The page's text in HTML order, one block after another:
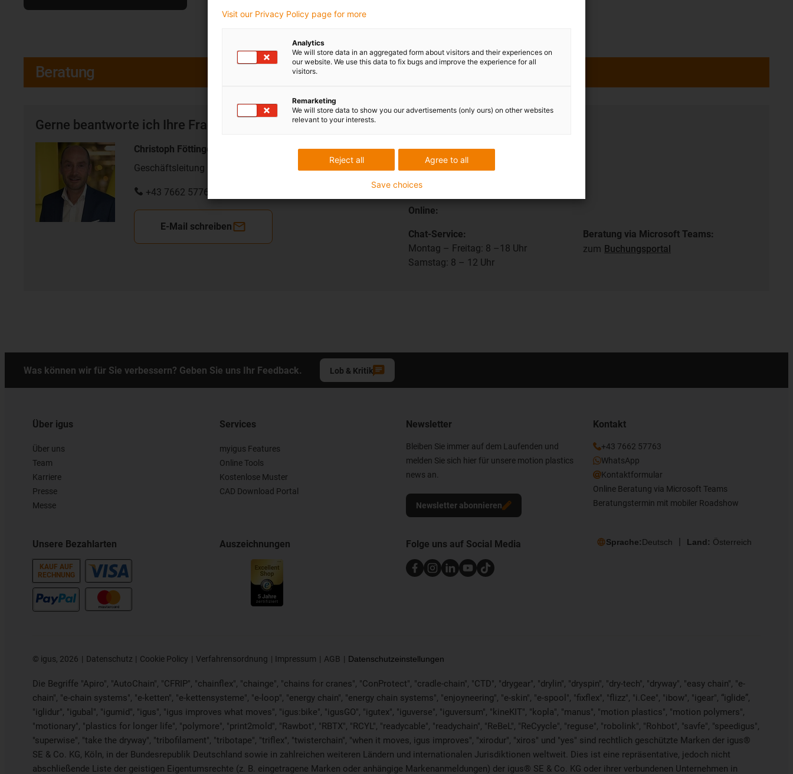
Beratung
Gerne beantworte ich Ihre Fragen auch persönlich
Christoph Föttinger
Geschäftsleitung Gleitlagersysteme
+43 7662 57763 17
E-Mail schreiben
Persönlich:
Montag – Freitag: 8 – 20 Uhr
Samstag: 8 – 12 Uhr
Online:
Chat-Service:
Montag – Freitag: 8 –18 Uhr
Samstag: 8 – 12 Uhr
Beratung via Microsoft Teams:
zum Buchungsportal
Was können wir für Sie verbessern? Geben Sie uns Ihr Feedback. Lob & Kritik
Über igus
Über uns
Team
Karriere
Presse
Messe
Unsere Bezahlarten
KAUF AUF
RECHNUNG
Services
myigus Features
Online Tools
Kostenlose Muster
CAD Download Portal
Auszeichnungen
Newsletter
Bleiben Sie immer auf dem Laufenden und
melden Sie sich hier für unsere motion plastics
news an.
Newsletter abonnieren
Kontakt
+43 7662 57763
WhatsApp
Kontaktformular
Online Beratung via Microsoft Teams
Beratungstermin mit mobiler Roadshow
Folge uns auf Social Media Sprache:Deutsch Land: Österreich
© igus, 2026 Datenschutz Cookie Policy Verfahrensordnung Impressum AGB Datenschutzeinstellungen
Die Begriffe "Apiro", "AutoChain", "CFRIP", "chainflex", "chainge", "chains for cranes", "ConProtect", "cradle-chain", "CTD", "drygear", "drylin", "dryspin", "dry-tech", "dryway", "easy chain", "e-
chain", "e-chain systems", "e-ketten", "e-kettensysteme", "e-loop", "energy chain", "energy chain systems", "enjoyneering", "e-skin", "e-spool", "fixflex", "flizz", "i.Cee", "ibow", "igear", “iglide”,
"iglidur", "igubal", "igumid", "igus", "igus improves what moves", "igus:bike", "igusGO", "igutex", "iguverse", "iguversum", "kineKIT", "kopla", "manus", "motion plastics", "motion polymers",
"motionary", "plastics for longer life", "polymore", "print2mold", "Rawbot", "RBTX", "RCYL", "readycable", "readychain", "ReBeL", "ReCyycle", "reguse", "robolink", "Rohbot", "savfe", "speedigus",
"superwise", "take the dryway", "tribofilament", "tribotape", "triflex", "twisterchain", "when it moves, igus improves", "xirodur", "xiros" und "yes" sind rechtlich geschützte Marken der igus®
SE & Co. KG, Köln, in der Bundesrepublik Deutschland sowie in zahlreichen weiteren Ländern und internationalen Jurisdiktionen weltweit. Dies ist eine repräsentative, jedoch nicht
abschließende Liste der geistigen Eigentumsrechte (z. B. eingetragene Marken oder anhängige Markenanmeldungen) der igus® SE & Co. KG oder ihrer verbundenen Unternehmen in
Visit our Privacy Policy page for more
Analytics
We will store data in an aggregated form about visitors and their experiences on
our website. We use this data to fix bugs and improve the experience for all
visitors.
Remarketing
We will store data to show you our advertisements (only ours) on other websites
relevant to your interests.
Agree to all
Reject all
Save choices